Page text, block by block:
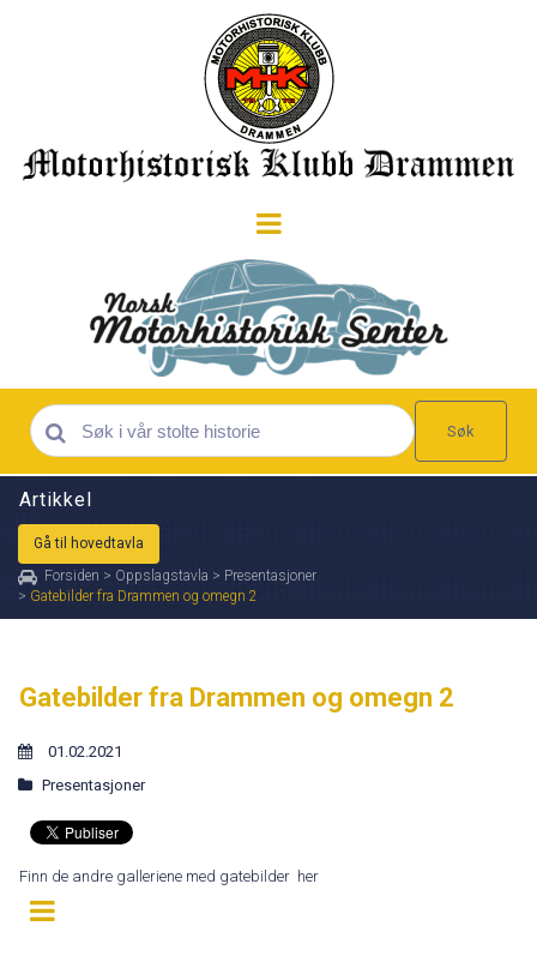
Søk
Artikkel
Gå til hovedtavla
Forsiden > Oppslagstavla > Presentasjoner
> Gatebilder fra Drammen og omegn 2
Gatebilder fra Drammen og omegn 2
01.02.2021
Presentasjoner
Finn de andre galleriene med gatebilder her